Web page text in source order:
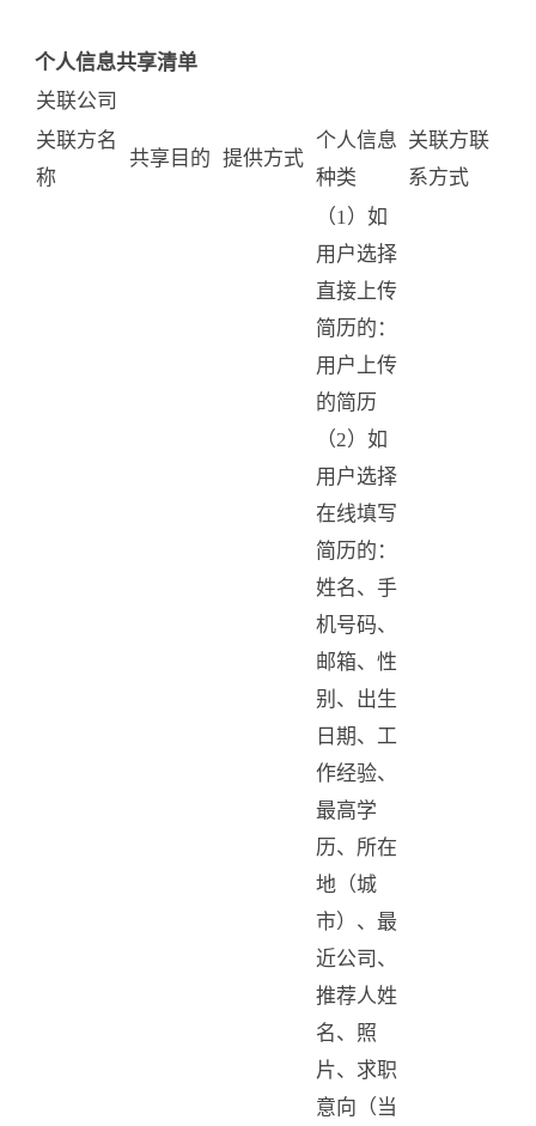
个人信息共享清单
关联公司
关联方名
称
共享目的 提供方式
个人信息
种类
关联方联
系方式
（1）如
用户选择
直接上传
简历的：
用户上传
的简历
（2）如
用户选择
在线填写
简历的：
姓名、手
机号码、
邮箱、性
别、出生
日期、工
作经验、
最高学
历、所在
地（城
市）、最
近公司、
推荐人姓
名、照
片、求职
意向（当